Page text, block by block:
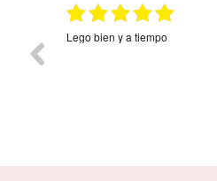
Precioso y llegó rapidísimo